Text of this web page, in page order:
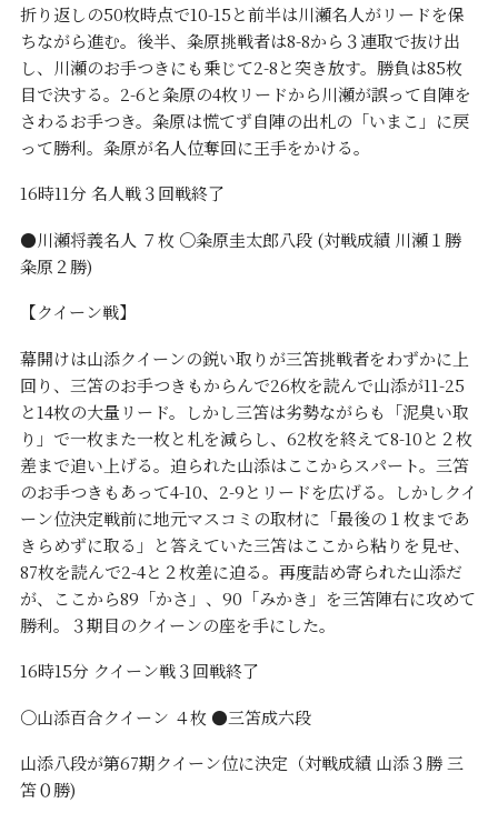
折り返しの50枚時点で10-15と前半は川瀬名人がリードを保
ちながら進む。後半、粂原挑戦者は8-8から３連取で抜け出
し、川瀬のお手つきにも乗じて2-8と突き放す。勝負は85枚
目で決する。2-6と粂原の4枚リードから川瀬が誤って自陣を
さわるお手つき。粂原は慌てず自陣の出札の「いまこ」に戻
って勝利。粂原が名人位奪回に王手をかける。
16時11分 名人戦３回戦終了
●川瀬将義名人 ７枚 〇粂原圭太郎八段 (対戦成績 川瀬１勝
粂原２勝)
【クイーン戦】
幕開けは山添クイーンの鋭い取りが三笘挑戦者をわずかに上
回り、三笘のお手つきもからんで26枚を読んで山添が11-25
と14枚の大量リード。しかし三笘は劣勢ながらも「泥臭い取
り」で一枚また一枚と札を減らし、62枚を終えて8-10と２枚
差まで追い上げる。迫られた山添はここからスパート。三笘
のお手つきもあって4-10、2-9とリードを広げる。しかしクイ
ーン位決定戦前に地元マスコミの取材に「最後の１枚まであ
きらめずに取る」と答えていた三笘はここから粘りを見せ、
87枚を読んで2-4と２枚差に迫る。再度詰め寄られた山添だ
が、ここから89「かさ」、90「みかき」を三笘陣右に攻めて
勝利。３期目のクイーンの座を手にした。
16時15分 クイーン戦３回戦終了
〇山添百合クイーン ４枚 ●三笘成六段
山添八段が第67期クイーン位に決定（対戦成績 山添３勝 三
笘０勝)